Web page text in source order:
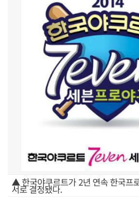
▲ 한국야쿠르트가 2년 연속 한국프
서로 결정됐다.